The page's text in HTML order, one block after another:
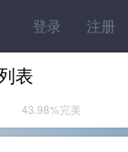
登录 注册
表
43.98%完美